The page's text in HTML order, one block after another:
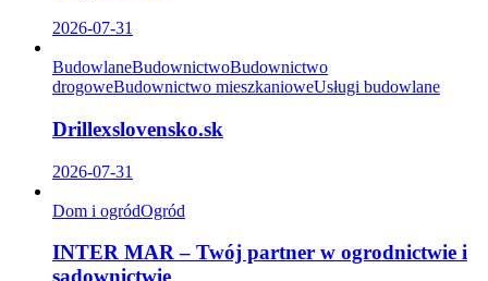
2026-07-31
BudowlaneBudownictwoBudownictwo
drogoweBudownictwo mieszkanioweUsługi budowlane
Drillexslovensko.sk
2026-07-31
Dom i ogródOgród
INTER MAR – Twój partner w ogrodnictwie i